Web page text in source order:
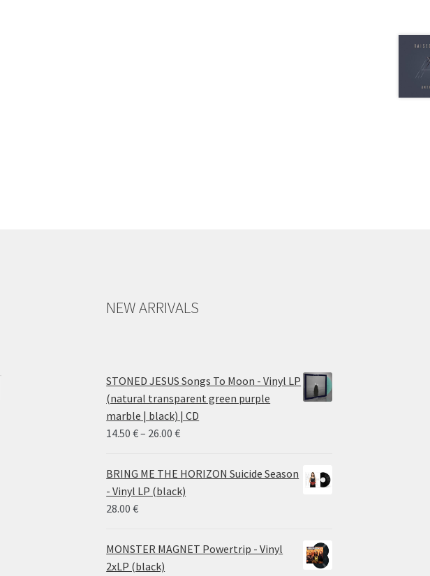
NEW ARRIVALS
STONED JESUS Songs To Moon - Vinyl LP
(natural transparent green purple
marble | black) | CD
14.50€– 26.00€Price
14.50 €
through
BRING ME THE HORIZON Suicide Season
- Vinyl LP (black)
28.00€
MONSTER MAGNET Powertrip - Vinyl
2xLP (black)